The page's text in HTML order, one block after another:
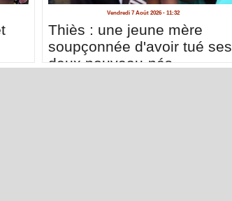
Vendredi 7 Août 2026 - 11:32
Thiès : une jeune mère
soupçonnée d'avoir tué ses
deux nouveau-nés